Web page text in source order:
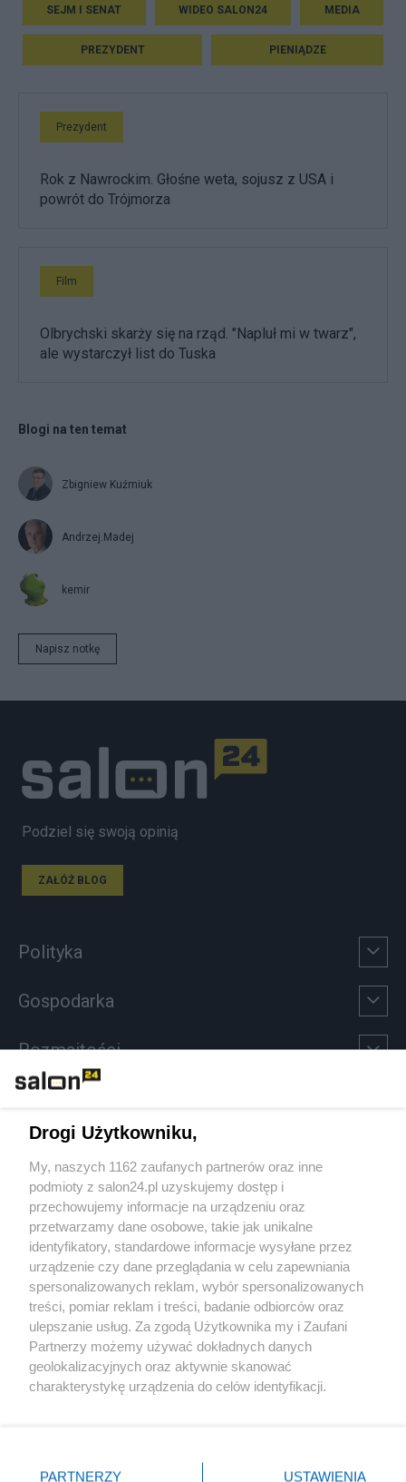
SEJM I SENAT WIDEO SALON24 MEDIA
PREZYDENT PIENIĄDZE
Prezydent
Rok z Nawrockim. Głośne weta, sojusz z USA i
powrót do Trójmorza
Film
Olbrychski skarży się na rząd. "Napluł mi w twarz",
ale wystarczył list do Tuska
Blogi na ten temat
Zbigniew Kuźmiuk
Andrzej.Madej
kemir
Napisz notkę
Podziel się swoją opinią
ZAŁÓŻ BLOG
Polityka
Gospodarka
Rozmaitości
Sport
Społeczeństwo
Kultura
X Facebook Instagram Youtube
Drogi Użytkowniku,
My, naszych 1162 zaufanych partnerów oraz inne
podmioty z salon24.pl uzyskujemy dostęp i
przechowujemy informacje na urządzeniu oraz
przetwarzamy dane osobowe, takie jak unikalne
identyfikatory, standardowe informacje wysyłane przez
urządzenie czy dane przeglądania w celu zapewniania
spersonalizowanych reklam, wybór spersonalizowanych
treści, pomiar reklam i treści, badanie odbiorców oraz
ulepszanie usług. Za zgodą Użytkownika my i Zaufani
Partnerzy możemy używać dokładnych danych
geolokalizacyjnych oraz aktywnie skanować
charakterystykę urządzenia do celów identyfikacji.
zmienić/wycofać klikając przycisk ustawień prywatności
PARTNERZY USTAWIENIA